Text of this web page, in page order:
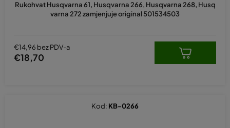
Rukohvat Husqvarna 61, Husqvarna 266, Husqvarna 268, Husq
varna 272 zamjenjuje original 501534503
€14,96 bez PDV-a
€18,70
Kod: KB-0266